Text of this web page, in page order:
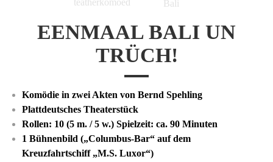
EENMAAL BALI UN
TRÜCH!
Komödie in zwei Akten von Bernd Spehling
Plattdeutsches Theaterstück
Rollen: 10 (5 m. / 5 w.) Spielzeit: ca. 90 Minuten
1 Bühnenbild („Columbus-Bar“ auf dem
Kreuzfahrtschiff „M.S. Luxor“)